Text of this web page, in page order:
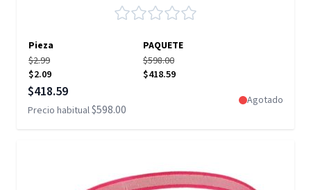
Pieza
PAQUETE
$2.99
$2.09
$598.00
$418.59
Precio especial
$418.59
Precio habitual$598.00
Agotado